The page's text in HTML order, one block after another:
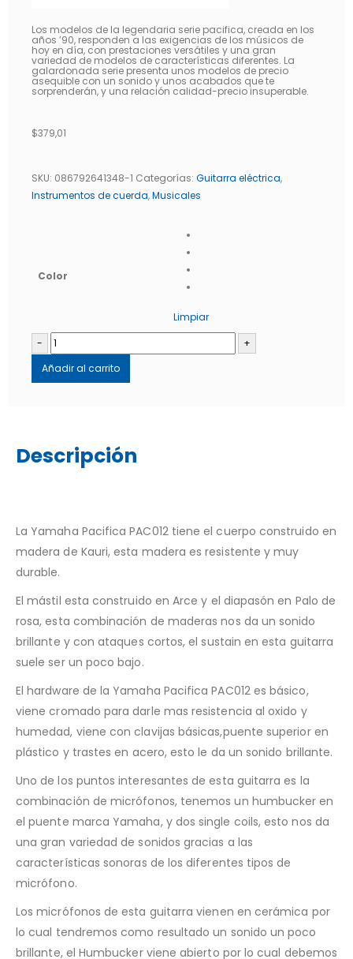
Los modelos de la legendaria serie pacifica, creada en los
años ’90, responden a las exigencias de los músicos de
hoy en día, con prestaciones versátiles y una gran
variedad de modelos de características diferentes. La
galardonada serie presenta unos modelos de precio
asequible con un sonido y unos acabados que te
sorprenderán, y una relación calidad-precio insuperable.
$379,01
SKU: 086792641348-1 Categorías: Guitarra eléctrica,
Instrumentos de cuerda,Musicales
Color
Limpiar
-
+
Añadir al carrito
Descripción
La Yamaha Pacifica PAC012 tiene el cuerpo construido en
madera de Kauri, esta madera es resistente y muy
durable.
El mástil esta construido en Arce y el diapasón en Palo de
rosa, esta combinación de maderas nos da un sonido
brillante y con ataques cortos, el sustain en esta guitarra
suele ser un poco bajo.
El hardware de la Yamaha Pacifica PAC012 es básico,
viene cromado para darle mas resistencia al oxido y
humedad, viene con clavijas básicas,puente superior en
plástico y trastes en acero, esto le da un sonido brillante.
Uno de los puntos interesantes de esta guitarra es la
combinación de micrófonos, tenemos un humbucker en
el puente marca Yamaha, y dos single coils, esto nos da
una gran variedad de sonidos gracias a las
características sonoras de los diferentes tipos de
micrófono.
Los micrófonos de esta guitarra vienen en cerámica por
lo cual tendremos como resultado un sonido un poco
brillante, el Humbucker viene abierto por lo cual debemos